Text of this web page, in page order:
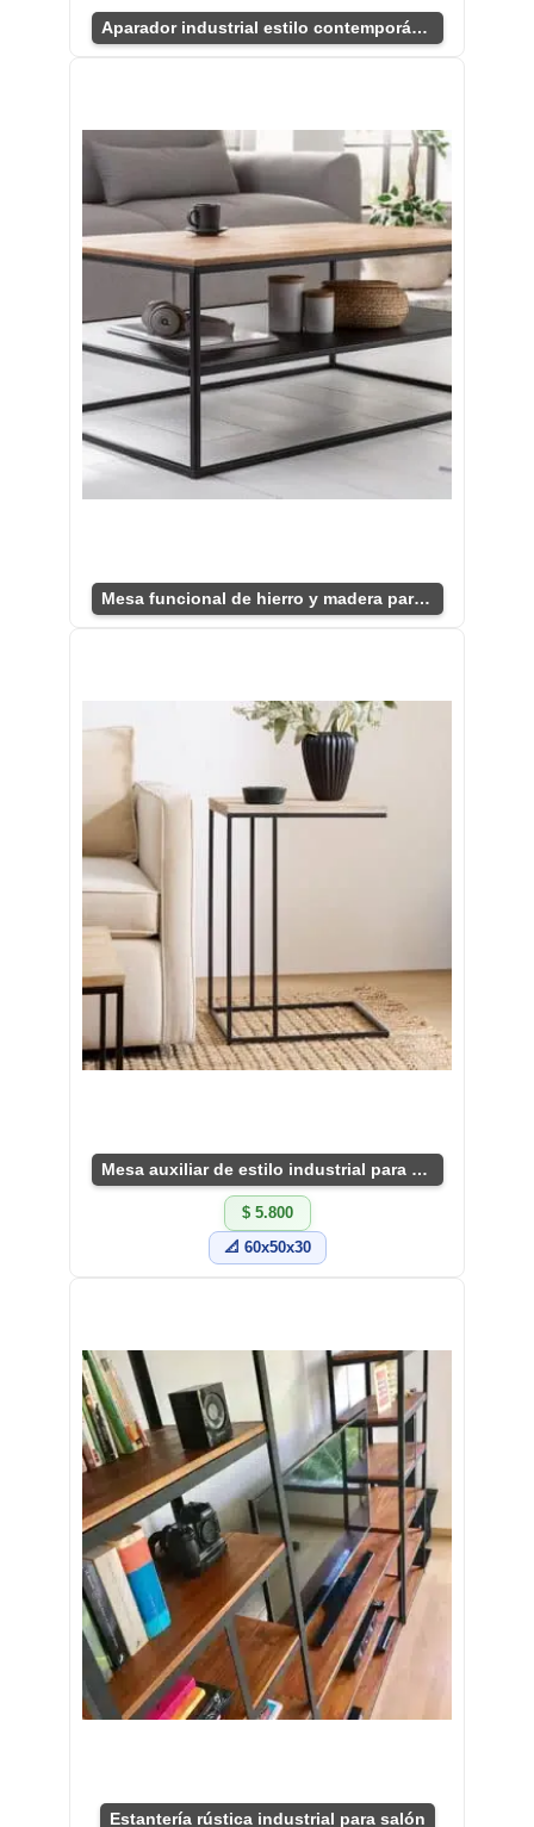
Aparador industrial estilo contemporáneo para salón
Mesa funcional de hierro y madera para salón
Mesa auxiliar de estilo industrial para salón
$ 5.800
📐 60x50x30
Estantería rústica industrial para salón